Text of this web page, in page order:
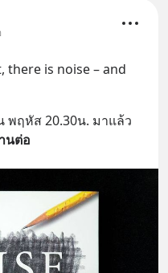
there is noise – and
พฤหัส 20.30น. มาแล้ว
นต่อ